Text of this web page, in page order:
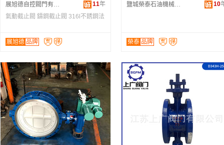
展旭德自控閥門有限公司
11年
氣動截止閥 鑄鋼截止閥 316l不銹鋼法
展旭德 品牌
鹽城榮泰石油機械有限公司
10
榮泰 品牌